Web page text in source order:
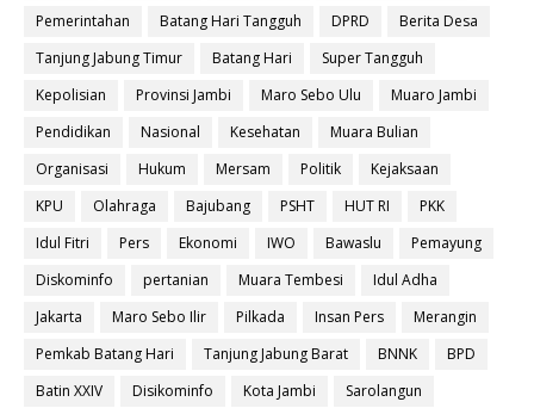
Pemerintahan
Batang Hari Tangguh DPRD
Berita Desa
Tanjung Jabung Timur
Batang Hari
Super Tangguh
Kepolisian
Provinsi Jambi Maro Sebo Ulu
Muaro Jambi
Pendidikan
Nasional Kesehatan
Muara Bulian
Organisasi
Hukum Mersam Politik
Kejaksaan
KPU
Olahraga Bajubang PSHT HUT RI
PKK
Idul Fitri
Pers Ekonomi IWO Bawaslu
Pemayung
Diskominfo
pertanian Muara Tembesi
Idul Adha
Jakarta
Maro Sebo Ilir Pilkada Insan Pers
Merangin
Pemkab Batang Hari
Tanjung Jabung Barat BNNK
BPD
Batin XXIV
Disikominfo Kota Jambi
Sarolangun